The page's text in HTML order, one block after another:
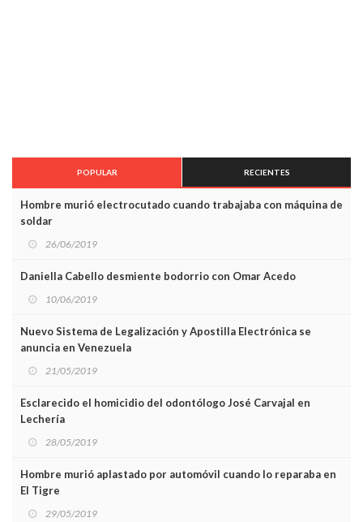
POPULAR RECIENTES
Hombre murió electrocutado cuando trabajaba con máquina de
soldar
26/06/2019
Daniella Cabello desmiente bodorrio con Omar Acedo
10/06/2019
Nuevo Sistema de Legalización y Apostilla Electrónica se
anuncia en Venezuela
21/05/2019
Esclarecido el homicidio del odontólogo José Carvajal en
Lechería
28/05/2019
Hombre murió aplastado por automóvil cuando lo reparaba en
El Tigre
29/05/2019